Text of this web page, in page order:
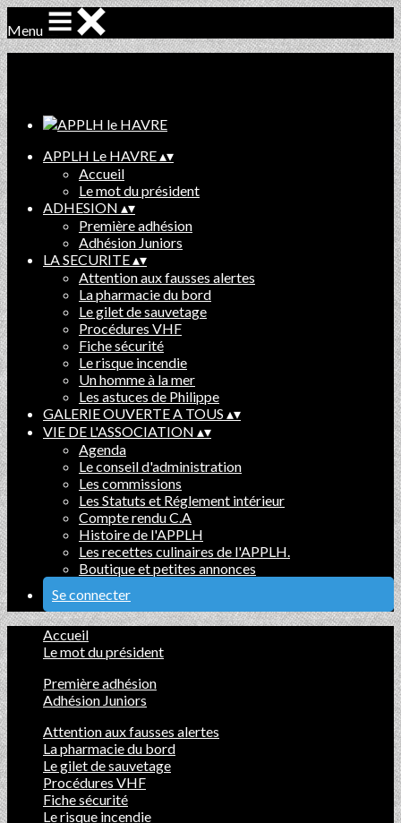
Menu
APPLH Le HAVRE▴▾
Accueil
Le mot du président
ADHESION ▴▾
Première adhésion
Adhésion Juniors
LA SECURITE▴▾
Attention aux fausses alertes
La pharmacie du bord
Le gilet de sauvetage
Procédures VHF
Fiche sécurité
Le risque incendie
Un homme à la mer
Les astuces de Philippe
GALERIE OUVERTE A TOUS ▴▾
VIE DE L'ASSOCIATION ▴▾
Agenda
Le conseil d'administration
Les commissions
Les Statuts et Réglement intérieur
Compte rendu C.A
Histoire de l'APPLH
Les recettes culinaires de l'APPLH.
Boutique et petites annonces
Se connecter
Accueil
Le mot du président
Première adhésion
Adhésion Juniors
Attention aux fausses alertes
La pharmacie du bord
Le gilet de sauvetage
Procédures VHF
Fiche sécurité
Le risque incendie